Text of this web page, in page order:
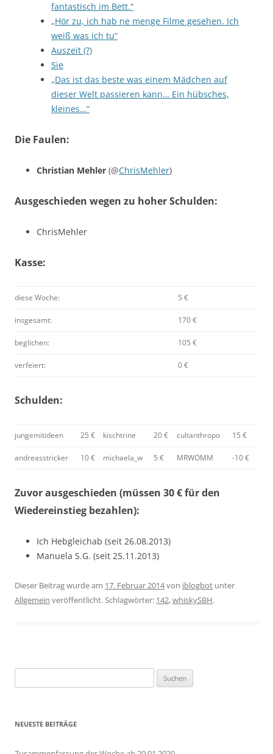
fantastisch im Bett.“
„Hör zu, ich hab ne menge Filme gesehen. Ich
weiß was ich tu“
Auszeit (?)
Sie
„Das ist das beste was einem Mädchen auf
dieser Welt passieren kann… Ein hübsches,
kleines…“
Die Faulen:
Christian Mehler (@ChrisMehler)
Ausgeschieden wegen zu hoher Schulden:
ChrisMehler
Kasse:
diese Woche: 5 €
insgesamt: 170 €
beglichen: 105 €
verfeiert: 0 €
Schulden:
jungemitideen 25 € kischtrine 20 € cultanthropo 15 €
andreasstricker 10 € michaela_w 5 € MRWOMM -10 €
Zuvor ausgeschieden (müssen 30 € für den
Wiedereinstieg bezahlen):
Ich Hebgleichab (seit 26.08.2013)
Manuela S.G. (seit 25.11.2013)
Dieser Beitrag wurde am 17. Februar 2014von iblogbot unter
Allgemein veröffentlicht. Schlagwörter: 142,whiskySBH.
nach:
NEUESTE BEITRÄGE